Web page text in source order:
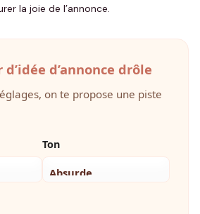
la joie de l’annonce.
d’annonce drôle
on te propose une piste
Ton